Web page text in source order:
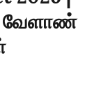
வேளாண்